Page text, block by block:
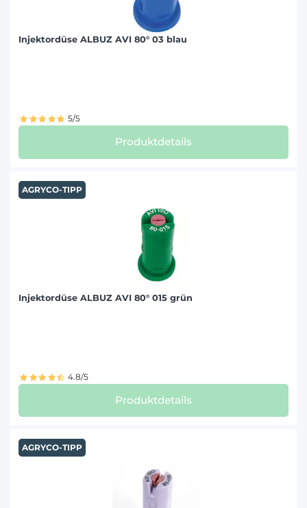
Injektordüse ALBUZ AVI 80° 03 blau
5/5
Produktdetails
AGRYCO-TIPP
Injektordüse ALBUZ AVI 80° 015 grün
4.8/5
Produktdetails
AGRYCO-TIPP